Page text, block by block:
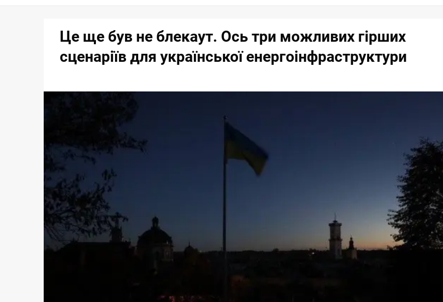
Це ще був не блекаут. Ось три можливих гірших
сценаріїв для української енергоінфраструктури